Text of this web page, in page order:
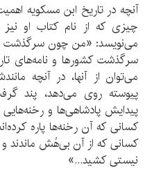
آنچه در تاریخ ابن مسکویه
چیزی که از نام کتاب او
می‌نویسد: «من چون سرگذشت
سرگذشت کشورها و نامه‌های
می‌توان از آنها، در آنچه
پیوسته روی می‌دهد، پند
پیدایش پادشاهی‌ها و
کسانی که آن رخنه‌ها پاره
کسانی که از آن بی‌هُش ماندند
نیستی کشید...»